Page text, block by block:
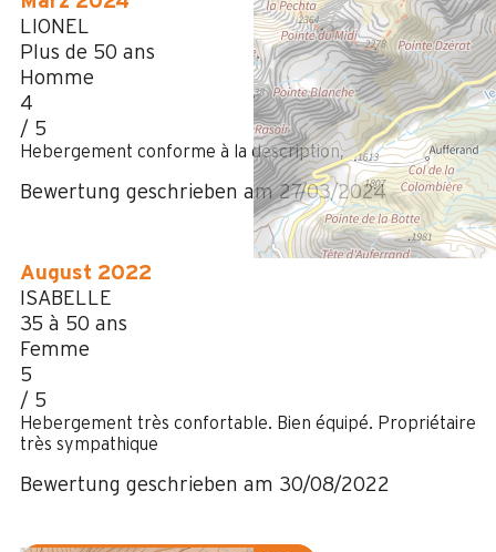
LIONEL
Plus de 50 ans
Homme
4
/ 5
Hebergement conforme à la description,
Bewertung geschrieben am 27/03/2024
August 2022
ISABELLE
35 à 50 ans
Femme
5
/ 5
Hebergement très confortable. Bien équipé. Propriétaire
très sympathique
Bewertung geschrieben am 30/08/2022